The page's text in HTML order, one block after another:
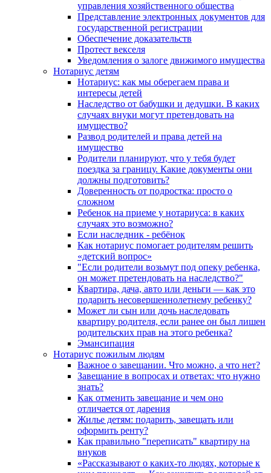
управления хозяйственного общества
Представление электронных документов для
государственной регистрации
Обеспечение доказательств
Протест векселя
Уведомления о залоге движимого имущества
Нотариус детям
Нотариус: как мы оберегаем права и
интересы детей
Наследство от бабушки и дедушки. В каких
случаях внуки могут претендовать на
имущество?
Развод родителей и права детей на
имущество
Родители планируют, что у тебя будет
поездка за границу. Какие документы они
должны подготовить?
Доверенность от подростка: просто о
сложном
Ребенок на приеме у нотариуса: в каких
случаях это возможно?
Если наследник - ребёнок
Как нотариус помогает родителям решить
«детский вопрос»
"Если родители возьмут под опеку ребенка,
он может претендовать на наследство?"
Квартира, дача, авто или деньги — как это
подарить несовершеннолетнему ребенку?
Может ли сын или дочь наследовать
квартиру родителя, если ранее он был лишен
родительских прав на этого ребенка?
Эмансипация
Нотариус пожилым людям
Важное о завещании. Что можно, а что нет?
Завещание в вопросах и ответах: что нужно
знать?
Как отменить завещание и чем оно
отличается от дарения
Жилье детям: подарить, завещать или
оформить ренту?
Как правильно "переписать" квартиру на
внуков
«Рассказывают о каких-то людях, которые к